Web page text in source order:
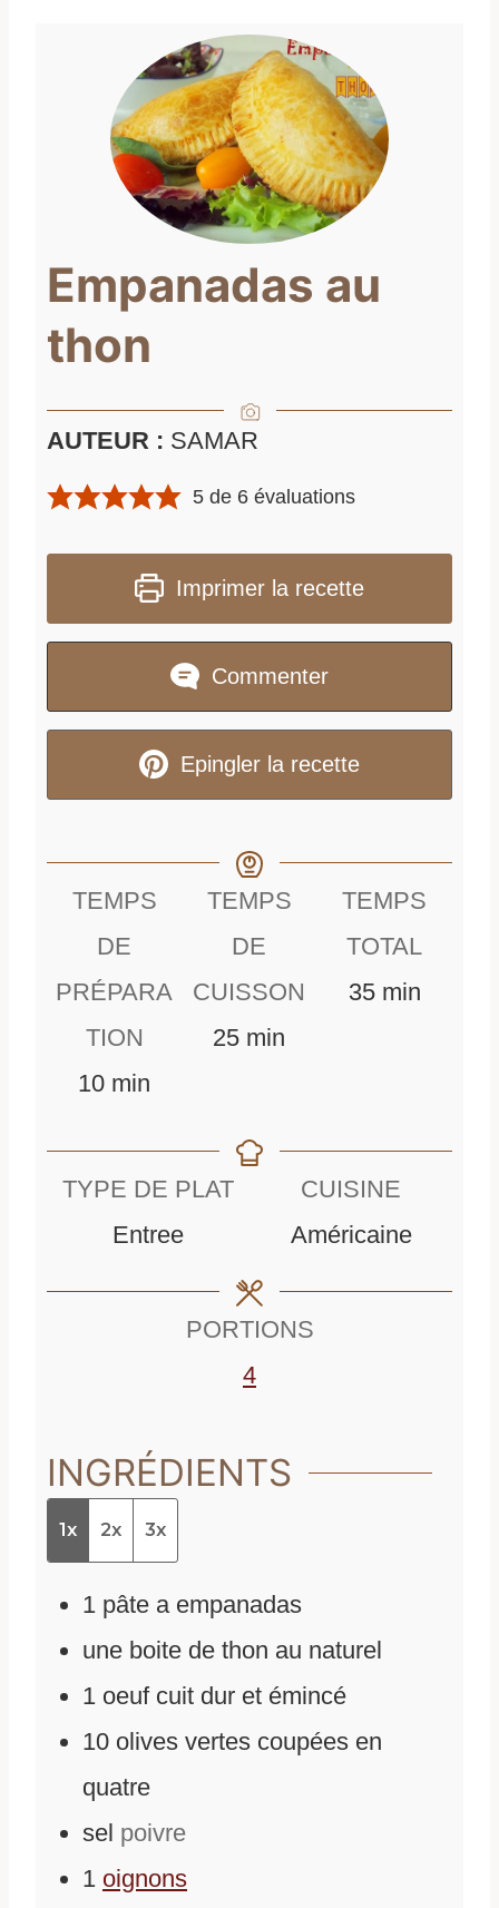
Empanadas au
thon
AUTEUR : SAMAR
5 de 6 évaluations
Imprimer la recette
Commenter
Epingler la recette
TEMPS
DE
PRÉPARA
TION
10mmin
TEMPS
DE
CUISSON
25m
u
s
min
TEMPS
TOTAL
35m
e
min
TYPE DE PLAT
Entree
CUISINE
Américaine
PORTIONS
4
INGRÉDIENTS
1x 2x 3x
1 pâte a empanadas
une boite de thon au naturel
1 oeuf cuit dur et émincé
10 olives vertes coupées en
quatre
sel poivre
1 oignons